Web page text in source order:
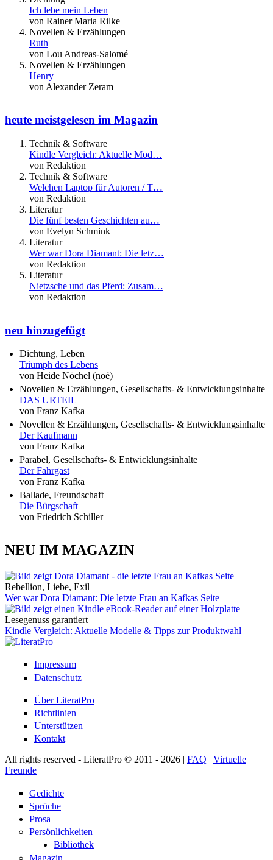
Ich lebe mein Leben
von Rainer Maria Rilke
Novellen & Erzählungen
Ruth
von Lou Andreas-Salomé
Novellen & Erzählungen
Henry
von Alexander Zeram
heute meistgelesen im Magazin
Technik & Software
Kindle Vergleich: Aktuelle Mod…
von Redaktion
Technik & Software
Welchen Laptop für Autoren / T…
von Redaktion
Literatur
Die fünf besten Geschichten au…
von Evelyn Schmink
Literatur
Wer war Dora Diamant: Die letz…
von Redaktion
Literatur
Nietzsche und das Pferd: Zusam…
von Redaktion
neu hinzugefügt
Dichtung, Leben
Triumph des Lebens
von Heide Nöchel (noé)
Novellen & Erzählungen, Gesellschafts- & Entwicklungsinhalte
DAS URTEIL
von Franz Kafka
Novellen & Erzählungen, Gesellschafts- & Entwicklungsinhalte
Der Kaufmann
von Franz Kafka
Parabel, Gesellschafts- & Entwicklungsinhalte
Der Fahrgast
von Franz Kafka
Ballade, Freundschaft
Die Bürgschaft
von Friedrich Schiller
NEU IM MAGAZIN
Rebellion, Liebe, Exil
Wer war Dora Diamant: Die letzte Frau an Kafkas Seite
Lesegenuss garantiert
Kindle Vergleich: Aktuelle Modelle & Tipps zur Produktwahl
Impressum
Datenschutz
Über LiteratPro
Richtlinien
Unterstützen
Kontakt
All rights reserved - LiteratPro © 2011 - 2026 | FAQ | Virtuelle
Freunde
Gedichte
Sprüche
Prosa
Persönlichkeiten
Bibliothek
Magazin